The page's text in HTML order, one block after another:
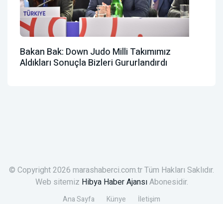
Bakan Bak: Down Judo Milli Takımımız
Aldıkları Sonuçla Bizleri Gururlandırdı
© Copyright 2026 marashaberci.com.tr Tüm Hakları Saklıdır.
Web sitemiz Hibya Haber AjansıAbonesidir.
Ana Sayfa Künye İletişim